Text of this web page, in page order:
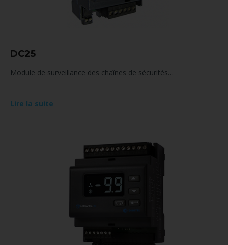
DC25
Module de surveillance des chaînes de sécurités…
Lire la suite